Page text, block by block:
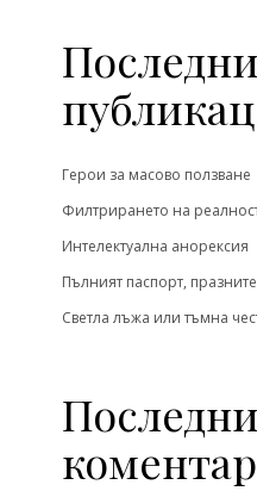
Последни
Герои за масово ползване
Филтрирането на
Интелектуална анорексия
Пълният паспорт,
Светла лъжа или тъмна
Последни